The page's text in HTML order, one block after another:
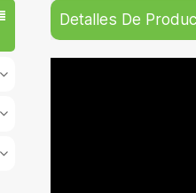
Detalles De